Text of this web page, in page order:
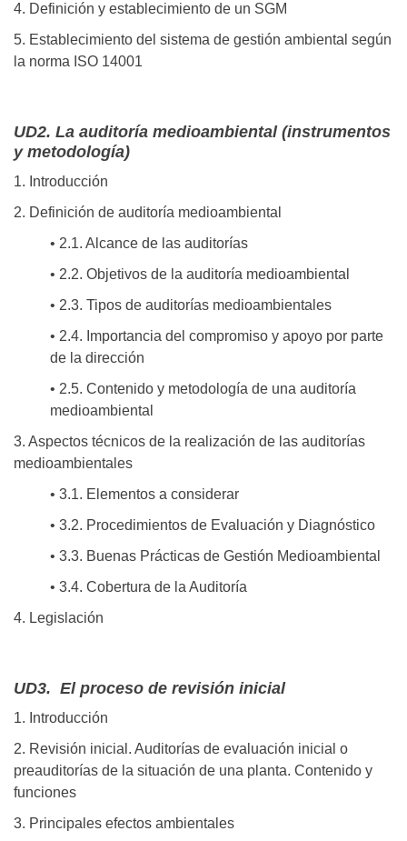
4. Definición y establecimiento de un SGM
5. Establecimiento del sistema de gestión ambiental según
la norma ISO 14001
UD2. La auditoría medioambiental (instrumentos
y metodología)
1. Introducción
2. Definición de auditoría medioambiental
• 2.1. Alcance de las auditorías
• 2.2. Objetivos de la auditoría medioambiental
• 2.3. Tipos de auditorías medioambientales
• 2.4. Importancia del compromiso y apoyo por parte
de la dirección
• 2.5. Contenido y metodología de una auditoría
medioambiental
3. Aspectos técnicos de la realización de las auditorías
medioambientales
• 3.1. Elementos a considerar
• 3.2. Procedimientos de Evaluación y Diagnóstico
• 3.3. Buenas Prácticas de Gestión Medioambiental
• 3.4. Cobertura de la Auditoría
4. Legislación
UD3. El proceso de revisión inicial
1. Introducción
2. Revisión inicial. Auditorías de evaluación inicial o
preauditorías de la situación de una planta. Contenido y
funciones
3. Principales efectos ambientales